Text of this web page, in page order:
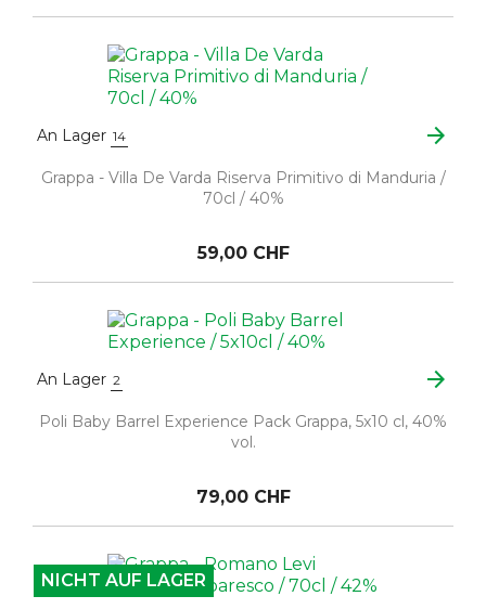
An Lager 14 arrow_forward
Grappa - Villa De Varda Riserva Primitivo di Manduria /
70cl / 40%
59,00 CHF
An Lager 2 arrow_forward
Poli Baby Barrel Experience Pack Grappa, 5x10 cl, 40%
vol.
79,00 CHF
NICHT AUF LAGER